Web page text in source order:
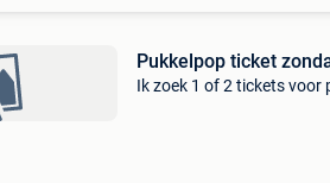
Pukkelpop ticket
Ik zoek 1 of 2 tickets voor